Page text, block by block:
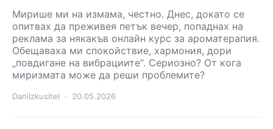
Мирише ми на измама, честно. Днес, докато се
опитвах да преживея петък вечер, попаднах на
реклама за някакъв онлайн курс за ароматерапия.
Обещаваха ми спокойствие, хармония, дори
„повдигане на вибрациите“. Сериозно? От кога
миризмата може да реши проблемите?
DaniIzkusitel 20.05.2026